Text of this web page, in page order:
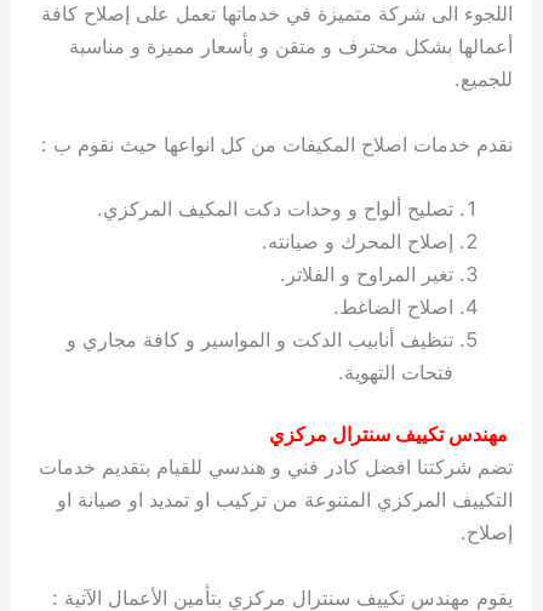
اللجوء الى شركة متميزة في خدماتها تعمل على إصلاح كافة
أعمالها بشكل محترف و متقن و بأسعار مميزة و مناسبة
للجميع.
نقدم خدمات اصلاح المكيفات من كل انواعها حيث نقوم ب :
تصليح ألواح و وحدات دكت المكيف المركزي.
إصلاح المحرك و صيانته.
تغير المراوح و الفلاتر.
اصلاح الضاغط.
تنظيف أنابيب الدكت و المواسير و كافة مجاري و
فتحات التهوية.
مهندس تكييف سنترال مركزي
تضم شركتنا افضل كادر فني و هندسي للقيام بتقديم خدمات
التكييف المركزي المتنوعة من تركيب او تمديد او صيانة او
إصلاح.
يقوم مهندس تكييف سنترال مركزي بتأمين الأعمال الآتية :